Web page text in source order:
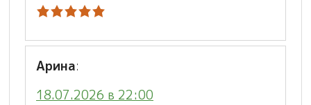
Арина:
18.07.2026 в 22:00